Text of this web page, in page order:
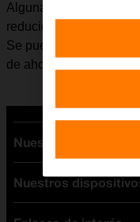
Algunas funciones del
reduciendo así la
Se puede reducir el
de ahorro de batería.
Nuestras tarifas
Tarifas Orange
Tarifas fibra y móvil
Nuestros